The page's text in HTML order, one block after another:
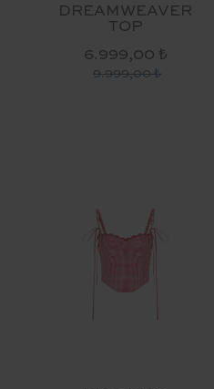
DREAMWEAVER
TOP
6.999,00 ₺
9.999,00 ₺